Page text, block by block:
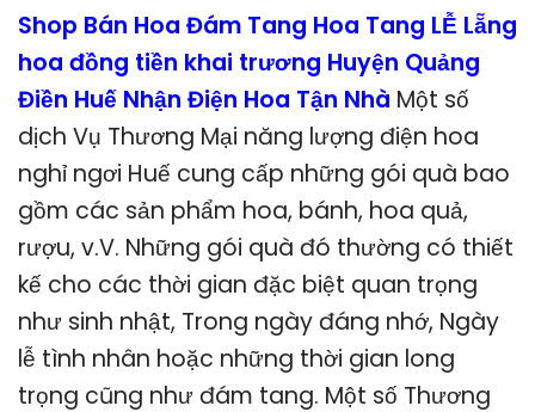
Shop Bán Hoa Đám Tang Hoa Tang LỄ Lẵng
hoa đồng tiền khai trương Huyện Quảng
Điền Huế Nhận Điện Hoa Tận Nhà Một số
dịch Vụ Thương Mại năng lượng điện hoa
nghỉ ngơi Huế cung cấp những gói quà bao
gồm các sản phẩm hoa, bánh, hoa quả,
rượu, v.V. Những gói quà đó thường có thiết
kế cho các thời gian đặc biệt quan trọng
như sinh nhật, Trong ngày đáng nhớ, Ngày
lễ tình nhân hoặc những thời gian long
trọng cũng như đám tang. Một số Thương